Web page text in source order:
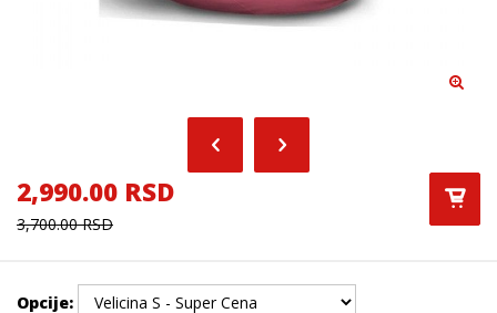
2,990.00 RSD
3,700.00 RSD
Opcije: